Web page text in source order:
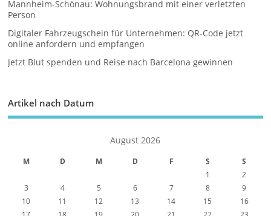
Mannheim-Schönau: Wohnungsbrand mit einer verletzten
Person
Digitaler Fahrzeugschein für Unternehmen: QR-Code jetzt
online anfordern und empfangen
Jetzt Blut spenden und Reise nach Barcelona gewinnen
Artikel nach Datum
August 2026
M D M D F S
S
1
2
3
4 5 6 7 8
9
10
11 12 13 14 15
16